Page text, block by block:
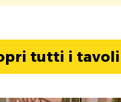
tutti i